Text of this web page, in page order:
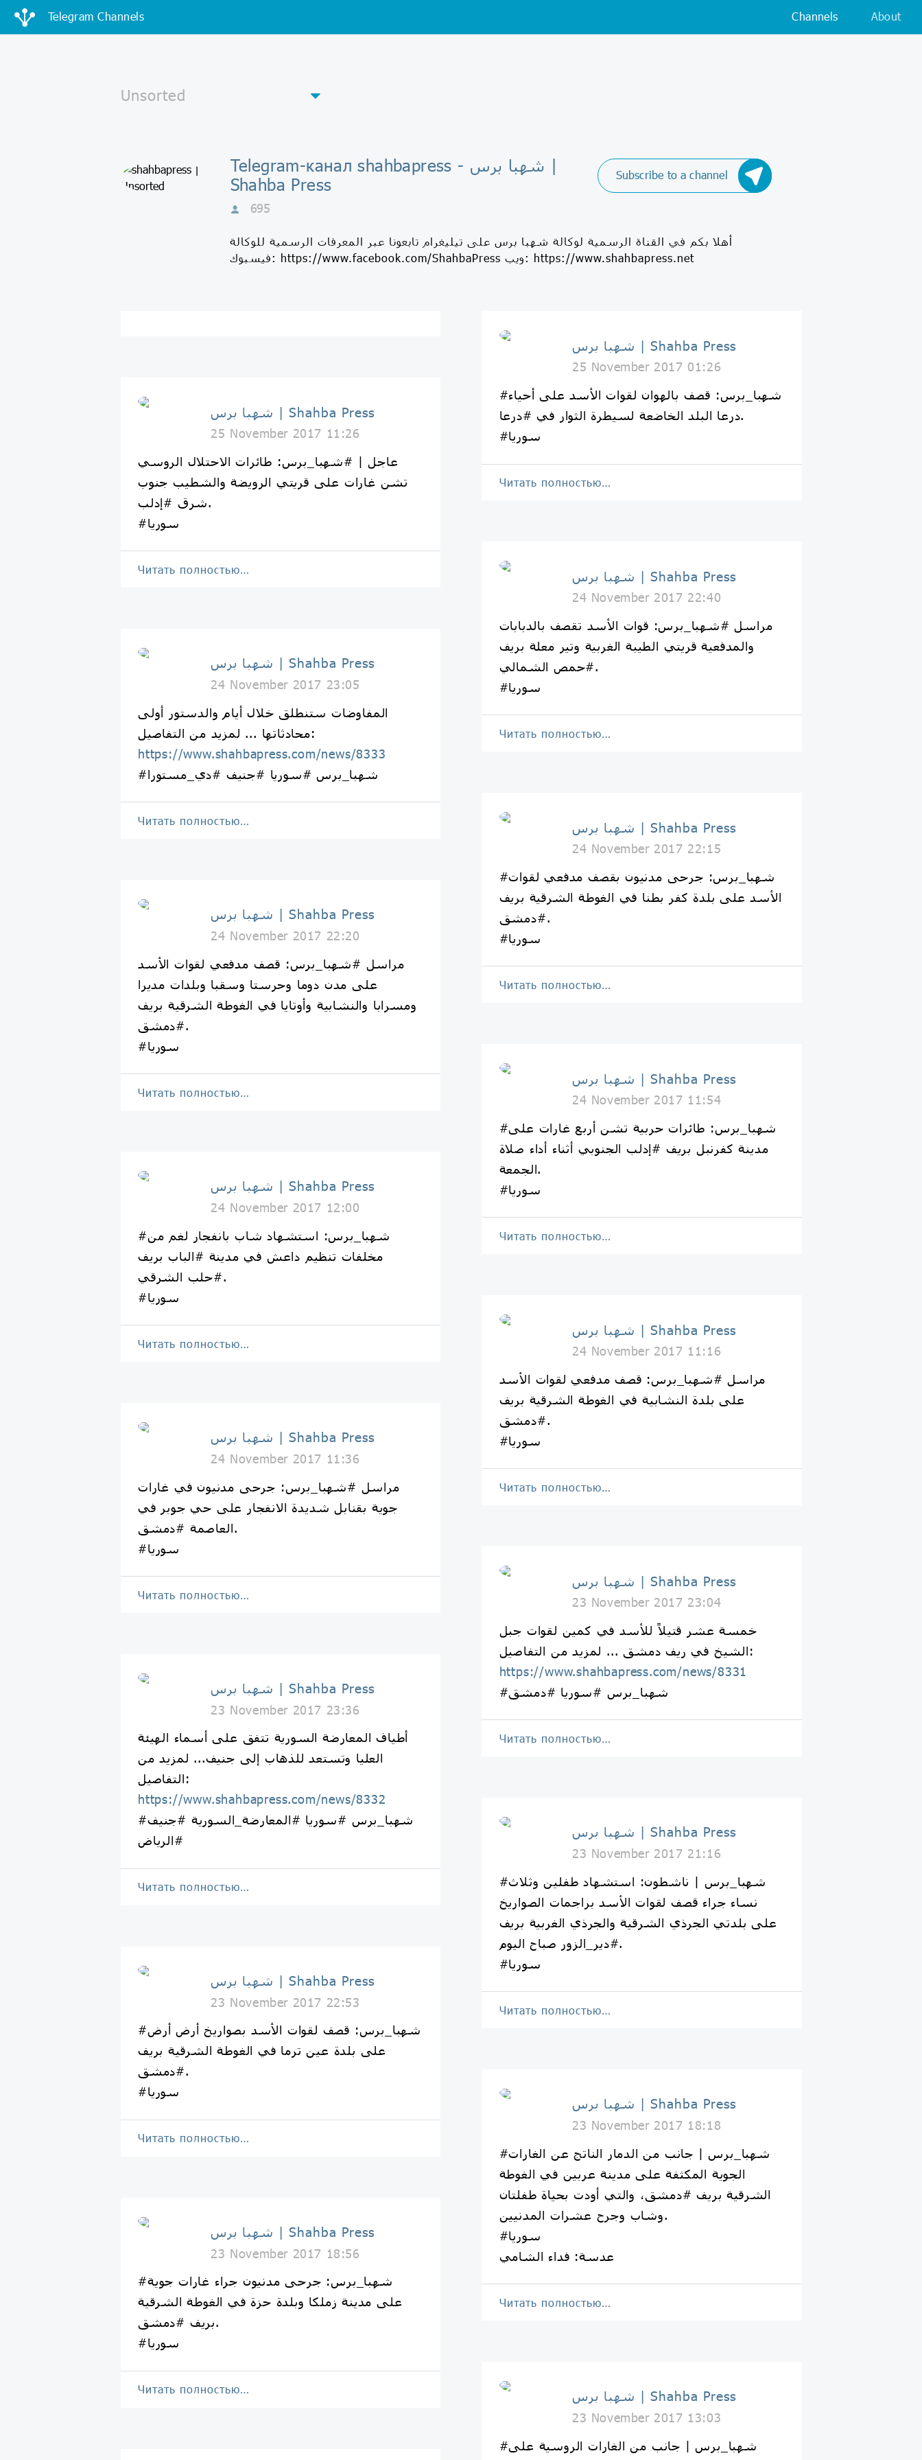
Telegram Channels Channels About
Subscribe to a channel
Telegram-канал shahbapress - شهبا برس |
Shahba Press
695
أهلا بكم في القناة الرسمية لوكالة شهبا برس على تيليغرام تابعونا عبر المعرفات الرسمية للوكالة
فيسبوك: https://www.facebook.com/ShahbaPress ويب: https://www.shahbapress.net
شهبا برس | Shahba Press
25 November 2017 11:26
عاجل | #شهبا_برس: طائرات الاحتلال الروسي
تشن غارات على قريتي الرويضة والشطيب جنوب
شرق #إدلب.
#سوريا
Читать полностью…
شهبا برس | Shahba Press
24 November 2017 23:05
المفاوضات ستنطلق خلال أيام والدستور أولى
محادثاتها ... لمزيد من التفاصيل:
https://www.shahbapress.com/news/8333
#شهبا_برس #سوريا #جنيف #دي_مستورا
Читать полностью…
شهبا برس | Shahba Press
24 November 2017 22:20
مراسل #شهبا_برس: قصف مدفعي لقوات الأسد
على مدن دوما وحرستا وسقبا وبلدات مديرا
ومسرابا والنشابية وأوتايا في الغوطة الشرقية بريف
#دمشق.
#سوريا
Читать полностью…
شهبا برس | Shahba Press
24 November 2017 12:00
#شهبا_برس: استشهاد شاب بانفجار لغم من
مخلفات تنظيم داعش في مدينة #الباب بريف
#حلب الشرقي.
#سوريا
Читать полностью…
شهبا برس | Shahba Press
24 November 2017 11:36
مراسل #شهبا_برس: جرحى مدنيون في غارات
جوية بقنابل شديدة الانفجار على حي جوبر في
العاصمة #دمشق.
#سوريا
Читать полностью…
شهبا برس | Shahba Press
23 November 2017 23:36
أطياف المعارضة السورية تتفق على أسماء الهيئة
العليا وتستعد للذهاب إلى جنيف... لمزيد من
التفاصيل:
https://www.shahbapress.com/news/8332
#شهبا_برس #سوريا #المعارضة_السورية #جنيف
#الرياض
Читать полностью…
شهبا برس | Shahba Press
23 November 2017 22:53
#شهبا_برس: قصف لقوات الأسد بصواريخ أرض أرض
على بلدة عين ترما في الغوطة الشرقية بريف
#دمشق.
#سوريا
Читать полностью…
شهبا برس | Shahba Press
23 November 2017 18:56
#شهبا_برس: جرحى مدنيون جراء غارات جوية
على مدينة زملكا وبلدة حزة في الغوطة الشرقية
بريف #دمشق.
#سوريا
Читать полностью…
شهبا برس | Shahba Press
25 November 2017 01:26
#شهبا_برس: قصف بالهوان لقوات الأسد على أحياء
درعا البلد الخاضعة لسيطرة الثوار في #درعا.
#سوريا
Читать полностью…
شهبا برس | Shahba Press
24 November 2017 22:40
مراسل #شهبا_برس: قوات الأسد تقصف بالدبابات
والمدفعية قريتي الطيبة الغربية وتير معلة بريف
#حمص الشمالي.
#سوريا
Читать полностью…
شهبا برس | Shahba Press
24 November 2017 22:15
#شهبا_برس: جرحى مدنيون بقصف مدفعي لقوات
الأسد على بلدة كفر بطنا في الغوطة الشرقية بريف
#دمشق.
#سوريا
Читать полностью…
شهبا برس | Shahba Press
24 November 2017 11:54
#شهبا_برس: طائرات حربية تشن أربع غارات على
مدينة كفرنبل بريف #إدلب الجنوبي أثناء أداء صلاة
الجمعة.
#سوريا
Читать полностью…
شهبا برس | Shahba Press
24 November 2017 11:16
مراسل #شهبا_برس: قصف مدفعي لقوات الأسد
على بلدة النشابية في الغوطة الشرقية بريف
#دمشق.
#سوريا
Читать полностью…
شهبا برس | Shahba Press
23 November 2017 23:04
خمسة عشر قتيلاً للأسد في كمين لقوات جبل
الشيخ في ريف دمشق ... لمزيد من التفاصيل:
https://www.shahbapress.com/news/8331
#شهبا_برس #سوريا #دمشق
Читать полностью…
شهبا برس | Shahba Press
23 November 2017 21:16
#شهبا_برس | ناشطون: استشهاد طفلين وثلاث
نساء جراء قصف لقوات الأسد براجمات الصواريخ
على بلدتي الجرذي الشرقية والجرذي الغربية بريف
#دير_الزور صباح اليوم.
#سوريا
Читать полностью…
شهبا برس | Shahba Press
23 November 2017 18:18
#شهبا_برس | جانب من الدمار الناتج عن الغارات
الجوية المكثفة على مدينة عربين في الغوطة
الشرقية بريف #دمشق، والتي أودت بحياة طفلتان
وشاب وجرح عشرات المدنيين.
#سوريا
عدسة: فداء الشامي
Читать полностью…
شهبا برس | Shahba Press
23 November 2017 13:03
#شهبا_برس | جانب من الغارات الروسية على